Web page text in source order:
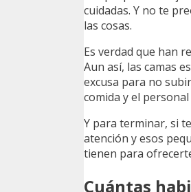
cuidadas. Y no te
las cosas.
Es verdad que han
Aun así, las camas
excusa para no
comida y el
Y para terminar, si
atención y esos
tienen para
Cuántas